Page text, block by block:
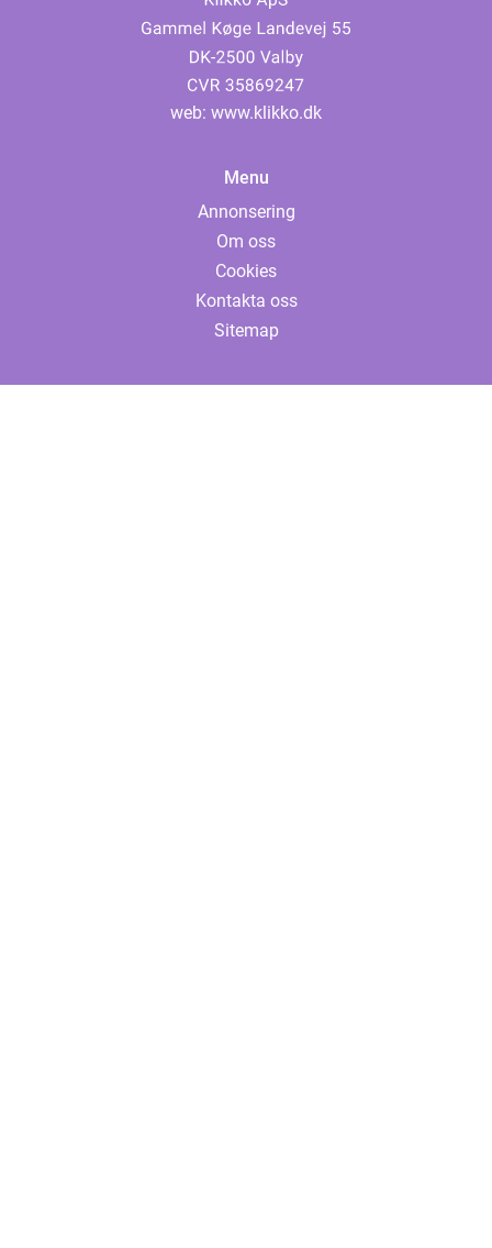
web: www.klikko.dk
Menu
Annonsering
Om oss
Cookies
Kontakta oss
Sitemap